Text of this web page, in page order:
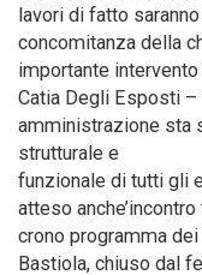
lavori di fatto
concomitanza della
importante
Catia Degli Esposti –
amministrazione sta
strutturale e
funzionale di tutti gli
atteso
crono programma
Bastiola, chiuso dal